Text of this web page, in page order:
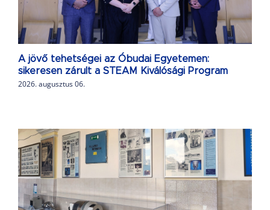
A jövő tehetségei az Óbudai Egyetemen:
sikeresen zárult a STEAM Kiválósági Program
2026. augusztus 06.